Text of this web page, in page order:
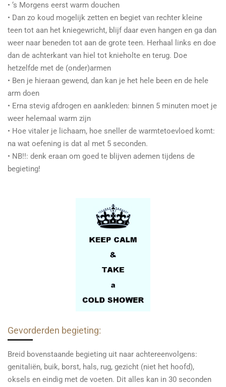
• ‘s Morgens eerst warm douchen
• Dan zo koud mogelijk zetten en begiet van rechter kleine
teen tot aan het kniegewricht, blijf daar even hangen en ga dan
weer naar beneden tot aan de grote teen. Herhaal links en doe
dan de achterkant van hiel tot knieholte en terug. Doe
hetzelfde met de (onder)armen
• Ben je hieraan gewend, dan kan je het hele been en de hele
arm doen
• Erna stevig afdrogen en aankleden: binnen 5 minuten moet je
weer helemaal warm zijn
• Hoe vitaler je lichaam, hoe sneller de warmtetoevloed komt:
na wat oefening is dat al met 5 seconden.
• NB!!: denk eraan om goed te blijven ademen tijdens de
begieting!
Gevorderden begieting:
Breid bovenstaande begieting uit naar achtereenvolgens:
genitaliën, buik, borst, hals, rug, gezicht (niet het hoofd),
oksels en eindig met de voeten. Dit alles kan in 30 seconden